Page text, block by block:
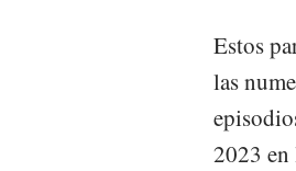
Estos
las
2023 en